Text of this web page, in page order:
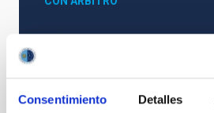
Consentimiento Detalles